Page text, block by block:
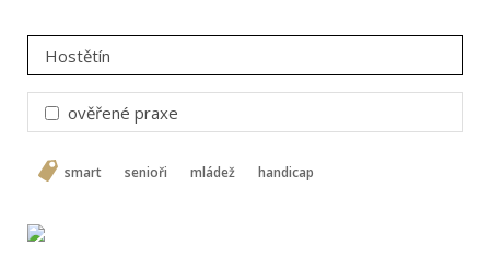
Hostětín
ověřené praxe
smart senioři mládež handicap